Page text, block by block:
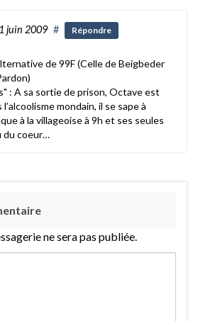
juin 2009 # Répondre
de 99F (Celle de Beigbeder
: A sa sortie de prison, Octave est
mondain, il se sape à
à la villageoise à 9h et ses seules
du coeur…
ne sera pas publiée.